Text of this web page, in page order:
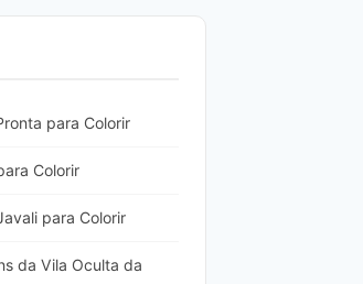
para Colorir
Colorir
para Colorir
da Vila Oculta da